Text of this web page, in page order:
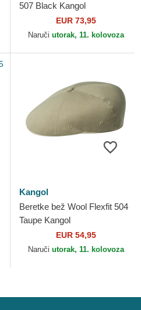
507 Black Kangol
EUR 73,95
Naruči utorak, 11. kolovoza
Kangol
Beretke bež Wool Flexfit 504
Taupe Kangol
EUR 54,95
Naruči utorak, 11. kolovoza